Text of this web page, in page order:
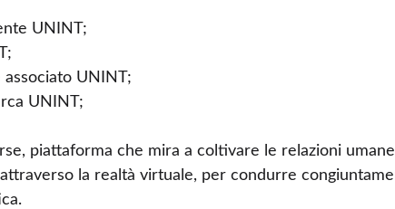
UNINT;
UNINT;
UNINT;
piattaforma che mira a coltivare le relazioni
la realtà virtuale, per condurre